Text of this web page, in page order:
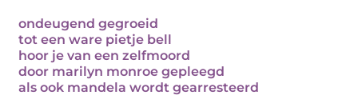
ondeugend gegroeid
tot een ware pietje bell
hoor je van een zelfmoord
door marilyn monroe gepleegd
als ook mandela wordt gearresteerd